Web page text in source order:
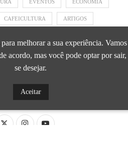
EVENTOS ECONOMIA
CAFEICULTURA ARTIGOS
melhorar a sua experiência. Vamos
acordo, mas você pode optar por sair,
se desejar.
Aceitar